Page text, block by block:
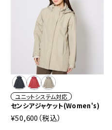
ユニットシステム対応
センシアジャケット(Women's)
¥50,600 （税込）